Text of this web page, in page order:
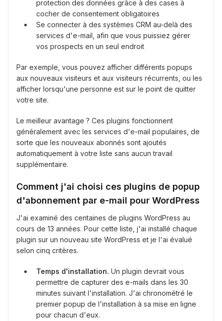
protection des données grâce à des cases à
cocher de consentement obligatoires
Se connecter à des systèmes CRM au-delà des
services d'e-mail, afin que vous puissiez gérer
vos prospects en un seul endroit
Par exemple, vous pouvez afficher différents popups
aux nouveaux visiteurs et aux visiteurs récurrents, ou les
afficher lorsqu'une personne est sur le point de quitter
votre site.
Le meilleur avantage ? Ces plugins fonctionnent
généralement avec les services d'e-mail populaires, de
sorte que les nouveaux abonnés sont ajoutés
automatiquement à votre liste sans aucun travail
supplémentaire.
Comment j'ai choisi ces plugins de popup
d'abonnement par e-mail pour WordPress
J'ai examiné des centaines de plugins WordPress au
cours de 13 années. Pour cette liste, j'ai installé chaque
plugin sur un nouveau site WordPress et je l'ai évalué
selon cinq critères.
Temps d'installation. Un plugin devrait vous
permettre de capturer des e-mails dans les 30
minutes suivant l'installation. J'ai chronométré le
premier popup de l'installation à sa mise en ligne
pour chacun d'eux.